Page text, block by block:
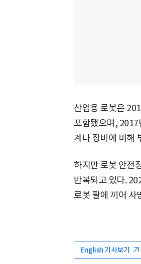
산업용 로봇은
포함됐으며, 2017
계나 장비에 비해
하지만 로봇 안전
반복되고 있다.
로봇 팔에 끼어 사
English 기사보기